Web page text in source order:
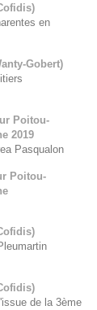
en
Gobert)
Poitou-
2019
Pasqualon
Poitou-
de la 3ème